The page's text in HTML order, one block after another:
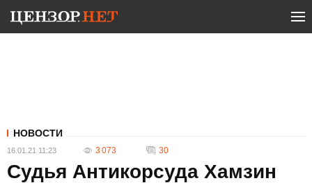
НОВОСТИ
16.01.21 11:23 3 073 30
Судья Антикорсуда Хамзин